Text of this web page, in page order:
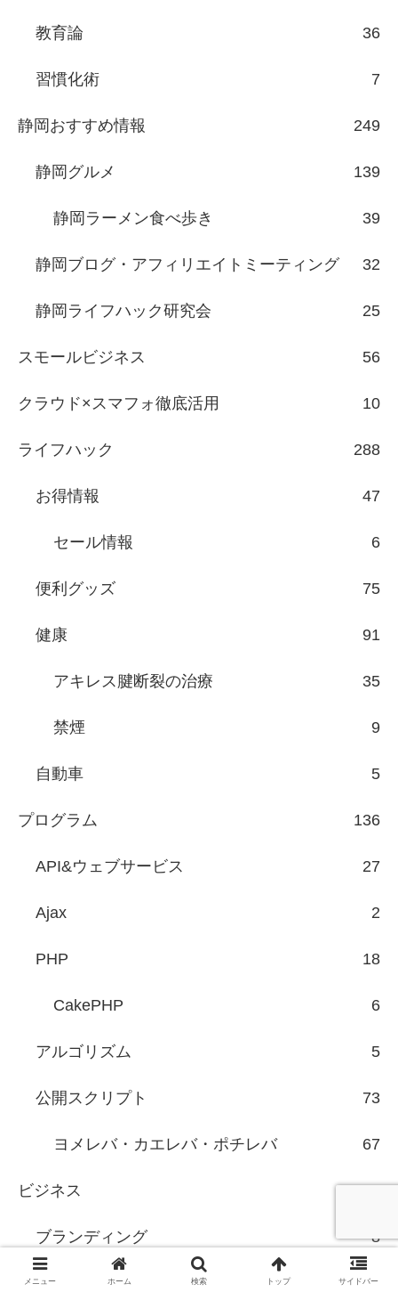
教育論 36
習慣化術 7
静岡おすすめ情報 249
静岡グルメ 139
静岡ラーメン食べ歩き 39
静岡ブログ・アフィリエイトミーティング 32
静岡ライフハック研究会 25
スモールビジネス 56
クラウド×スマフォ徹底活用 10
ライフハック 288
お得情報 47
セール情報 6
便利グッズ 75
健康 91
アキレス腱断裂の治療 35
禁煙 9
自動車 5
プログラム 136
API&ウェブサービス 27
Ajax 2
PHP 18
CakePHP 6
アルゴリズム 5
公開スクリプト 73
ヨメレバ・カエレバ・ポチレバ 67
ビジネス 85
ブランディング 8
マーケティング 25
メニュー ホーム 検索 トップ サイドバー